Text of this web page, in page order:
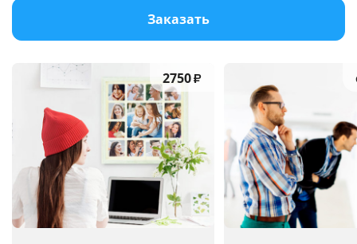
Заказать
2750₽